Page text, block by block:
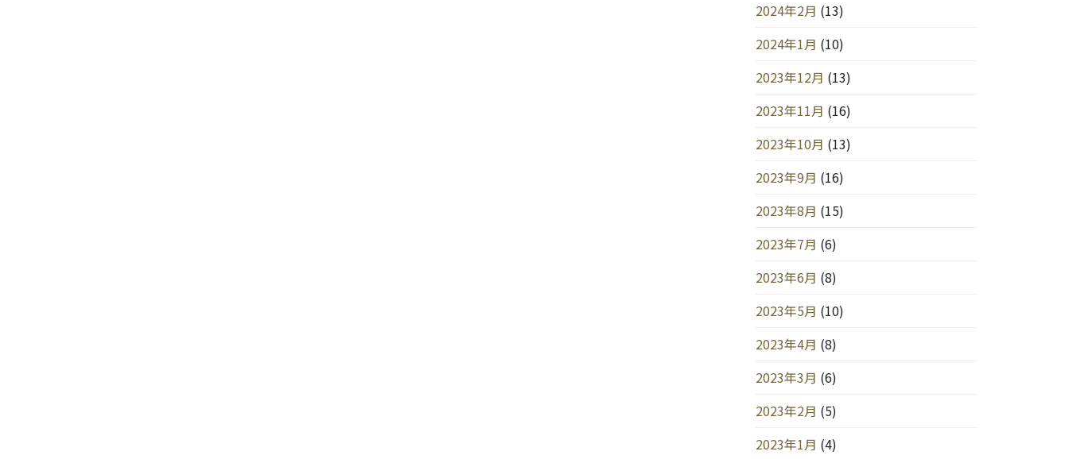
2024年2月 (13)
2024年1月 (10)
2023年12月 (13)
2023年11月 (16)
2023年10月 (13)
2023年9月 (16)
2023年8月 (15)
2023年7月 (6)
2023年6月 (8)
2023年5月 (10)
2023年4月 (8)
2023年3月 (6)
2023年2月 (5)
2023年1月 (4)